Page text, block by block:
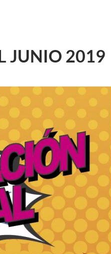
JUNIO 2019